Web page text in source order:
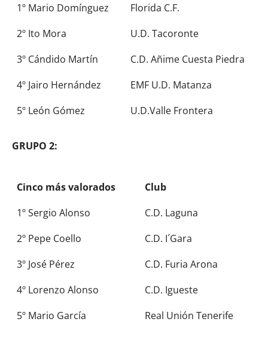
1º Mario Domínguez
Florida C.F.
2º Ito Mora
U.D. Tacoronte
3º Cándido Martín
C.D. Añime Cuesta Piedra
4º Jairo Hernández
EMF U.D. Matanza
5º León Gómez
U.D.Valle Frontera
GRUPO 2:
Cinco más valorados
Club
1º Sergio Alonso
C.D. Laguna
2º Pepe Coello
C.D. I´Gara
3º José Pérez
C.D. Furia Arona
4º Lorenzo Alonso
C.D. Igueste
5º Mario García
Real Unión Tenerife